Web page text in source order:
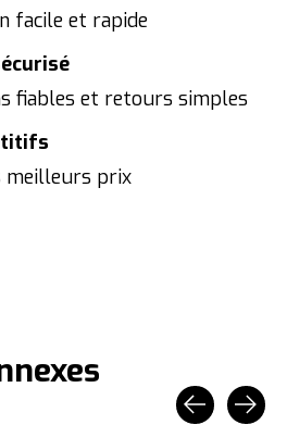
facile et rapide
fiables et retours simples
meilleurs prix